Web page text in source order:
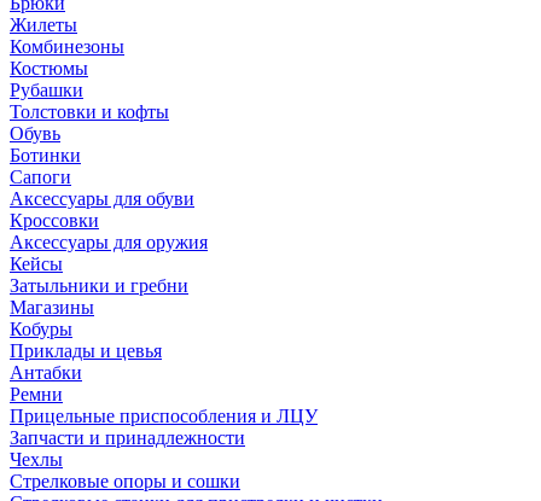
Жилеты
Комбинезоны
Костюмы
Рубашки
Толстовки и кофты
Обувь
Ботинки
Сапоги
Аксессуары для обуви
Кроссовки
Аксессуары для оружия
Кейсы
Затыльники и гребни
Магазины
Кобуры
Приклады и цевья
Антабки
Ремни
Прицельные приспособления и ЛЦУ
Запчасти и принадлежности
Чехлы
Стрелковые опоры и сошки